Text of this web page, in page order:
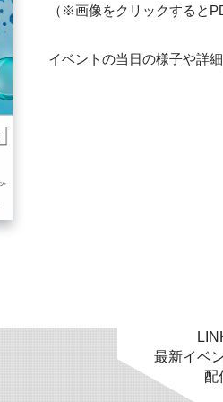
（※画像をクリックすると
イベントの当日の様子や詳
最新イベ
配